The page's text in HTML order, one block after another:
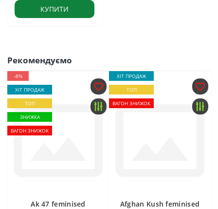
КУПИТИ
Рекомендуємо
-8%
ХІТ ПРОДАЖ
ТОП
ЗНИЖКА
ВАГОН ЗНИЖОК
Ak 47 feminised
ХІТ ПРОДАЖ
ТОП
ВАГОН ЗНИЖОК
Afghan Kush feminised